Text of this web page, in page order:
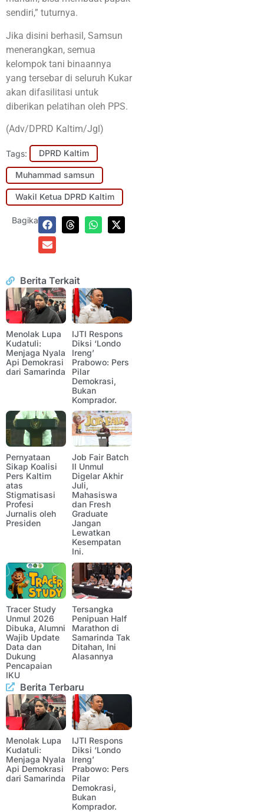
sendiri,” tuturnya.
Jika disini berhasil, Samsun
menerangkan, semua
kelompok tani binaannya
yang tersebar di seluruh Kukar
akan difasilitasi untuk
diberikan pelatihan oleh PPS.
(Adv/DPRD Kaltim/Jgl)
Tags: DPRD Kaltim
Muhammad samsun
Wakil Ketua DPRD Kaltim
Bagikan:
Berita Terkait
Menolak Lupa
Kudatuli:
Menjaga Nyala
Api Demokrasi
dari Samarinda
IJTI Respons
Diksi ‘Londo
Ireng’
Prabowo: Pers
Pilar
Demokrasi,
Bukan
Komprador.
Pernyataan
Sikap Koalisi
Pers Kaltim
atas
Stigmatisasi
Profesi
Jurnalis oleh
Presiden
Job Fair Batch
II Unmul
Digelar Akhir
Juli,
Mahasiswa
dan Fresh
Graduate
Jangan
Lewatkan
Kesempatan
Ini.
Tracer Study
Unmul 2026
Dibuka, Alumni
Wajib Update
Data dan
Dukung
Pencapaian
IKU
Tersangka
Penipuan Half
Marathon di
Samarinda Tak
Ditahan, Ini
Alasannya
Berita Terbaru
Menolak Lupa
Kudatuli:
Menjaga Nyala
Api Demokrasi
dari Samarinda
IJTI Respons
Diksi ‘Londo
Ireng’
Prabowo: Pers
Pilar
Demokrasi,
Bukan
Komprador.